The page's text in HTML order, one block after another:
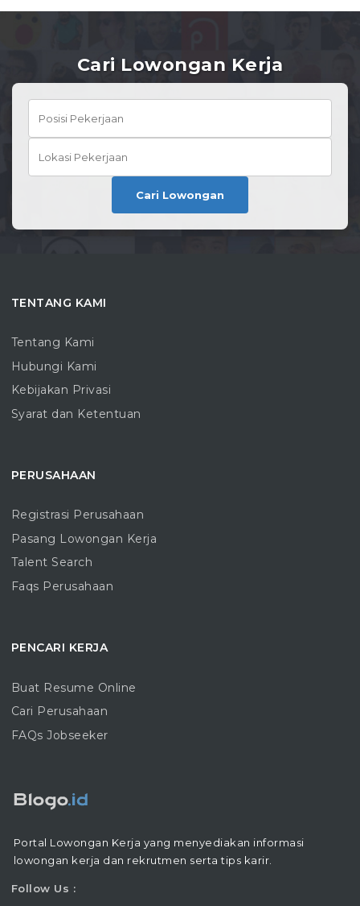
Cari Lowongan Kerja
Cari Lowongan
TENTANG KAMI
Tentang Kami
Hubungi Kami
Kebijakan Privasi
Syarat dan Ketentuan
PERUSAHAAN
Registrasi Perusahaan
Pasang Lowongan Kerja
Talent Search
Faqs Perusahaan
PENCARI KERJA
Buat Resume Online
Cari Perusahaan
FAQs Jobseeker
Portal Lowongan Kerja yang menyediakan informasi
lowongan kerja dan rekrutmen serta tips karir.
Follow Us :